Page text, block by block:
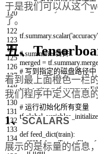
119
120
121
122
123
124
125
126
127
128
129
130
131
132
133
134
135
accuracy = tf.
tf summary.scalar('accuracy'
# summaries合并
merged = tf summary.
# 写到指定的磁盘路径中
train_writer = tf.summary .
test_writer = tf summary.
# 运行初始化所有变量
tf.
def feed_dict(train):
"""Make a TensorFlow
if train:
于是我们可以从这个
了。
五、
看到最上面橙色一栏
我们程序中定义信息
1、SCALARS
展示的是标量的信息